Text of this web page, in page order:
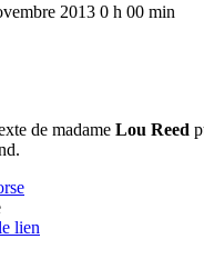
2013 0 h 00 min
de madame Lou Reed
lien